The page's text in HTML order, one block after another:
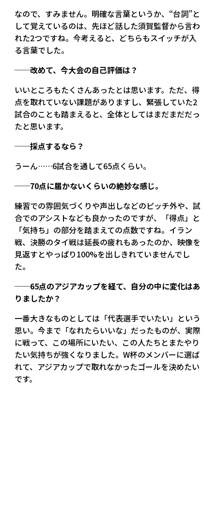
なので、すみません。明確な言葉というか、“台詞”と
して覚えているのは、先ほど話した須賀監督から言わ
れた2つですね。今考えると、どちらもスイッチが入
る言葉でした。
──改めて、今大会の自己評価は？
いいところもたくさんあったとは思います。ただ、得
点を取れていない課題がありますし、緊張していた2
試合のことも踏まえると、全体としてはまだまだだっ
たと思います。
──採点するなら？
うーん……6試合を通して65点くらい。
──70点に届かないくらいの絶妙な感じ。
練習での雰囲気づくりや声出しなどのピッチ外や、試
合でのアシストなども良かったのですが、「得点」と
「気持ち」の部分を踏まえての点数ですね。イラン
戦、決勝のタイ戦は延長の疲れもあったのか、映像を
見返すとやっぱり100%を出しきれていませんでし
た。
──65点のアジアカップを経て、自分の中に変化はあ
りましたか？
一番大きなものとしては「代表選手でいたい」という
思い。今まで「なれたらいいな」だったものが、実際
に戦って、この場所にいたい、この人たちとまたやり
たい気持ちが強くなりました。W杯のメンバーに選ば
れて、アジアカップで取れなかったゴールを決めたい
です。